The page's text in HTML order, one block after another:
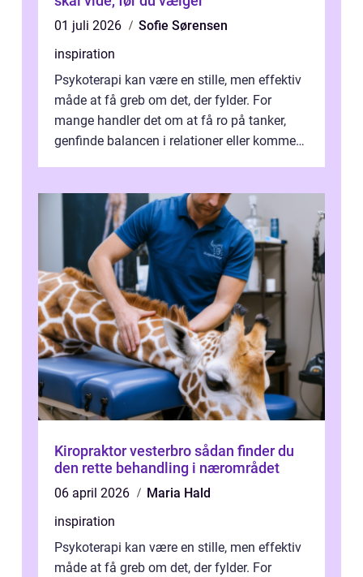
01 juli 2026
Sofie Sørensen
inspiration
Psykoterapi kan være en stille, men effektiv
måde at få greb om det, der fylder. For
mange handler det om at få ro på tanker,
genfinde balancen i relationer eller komme
Kiropraktor vesterbro sådan finder du
den rette behandling i nærområdet
06 april 2026
Maria Hald
inspiration
Psykoterapi kan være en stille, men effektiv
måde at få greb om det, der fylder. For